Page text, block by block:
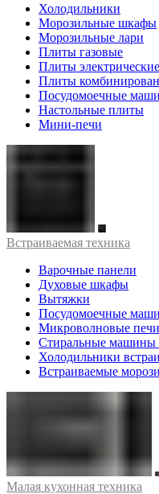
Холодильники
Морозильные шкафы
Морозильные лари
Плиты газовые
Плиты электрические
Плиты
Посудомоечные
Настольные плиты
Мини-печи
Встраиваемая техника
Варочные панели
Духовые шкафы
Вытяжки
Посудомоечные
Микроволновые
Стиральные машины
Холодильники
Встраиваемые
Малая кухонная техника